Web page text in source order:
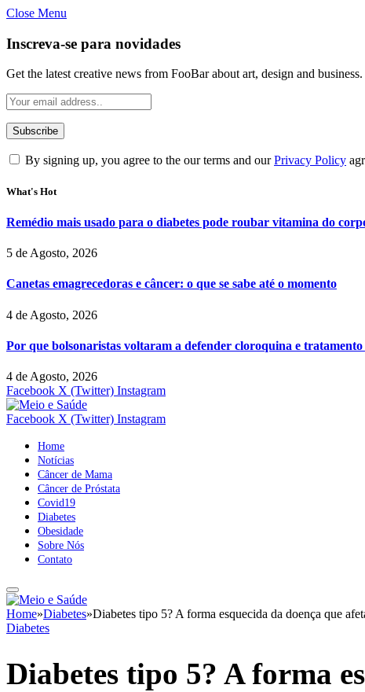
Close Menu
Inscreva-se para novidades
Get the latest creative news from FooBar about art, design and business.
By signing up, you agree to the our terms and ourPrivacy Policy
What's Hot
Remédio mais usado para o diabetes pode roubar vitamina do
5 de Agosto, 2026
Canetas emagrecedoras e câncer: o que se sabe até o momento
4 de Agosto, 2026
Por que bolsonaristas voltaram a defender cloroquina e
4 de Agosto, 2026
Facebook X (Twitter) Instagram
Facebook X (Twitter) Instagram
Home
Notícias
Câncer de Mama
Câncer de Próstata
Covid19
Diabetes
Obesidade
Sobre Nós
Contato
Home»Diabetes»Diabetes tipo 5? A forma esquecida da doença que
Diabetes
Diabetes tipo 5? A forma